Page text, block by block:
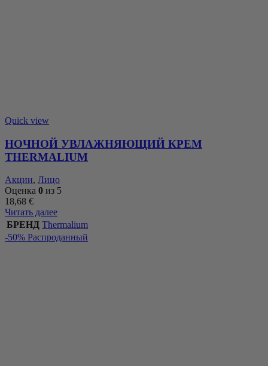
Quick view
НОЧНОЙ УВЛАЖНЯЮЩИЙ КРЕМ
THERMALIUM
Акции, Лицо
Оценка 0 из 5
18,68 €
Читать далее
БРЕНД Thermalium
-50% Распроданный